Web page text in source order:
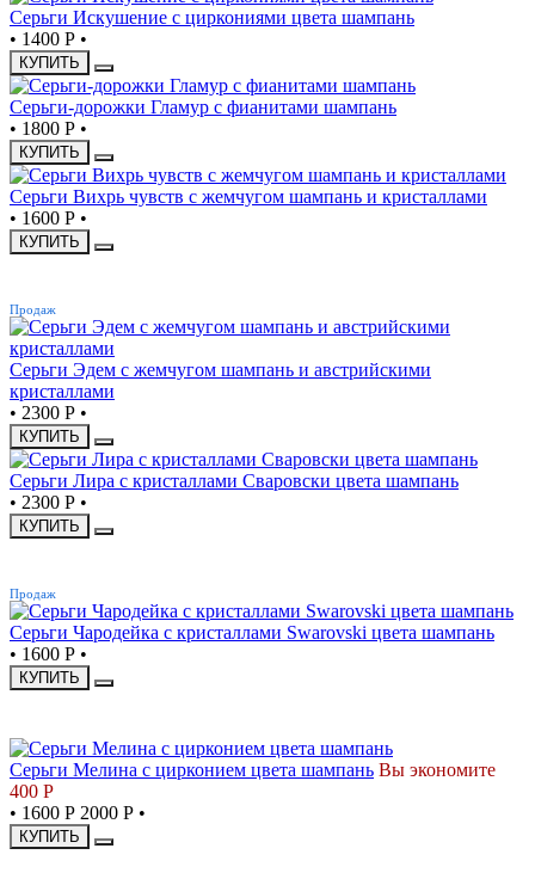
Серьги Искушение с циркониями цвета шампань
• 1400 Р •
КУПИТЬ
Серьги-дорожки Гламур с фианитами шампань
• 1800 Р •
КУПИТЬ
Серьги Вихрь чувств с жемчугом шампань и кристаллами
• 1600 Р •
КУПИТЬ
Продаж
Серьги Эдем с жемчугом шампань и австрийскими
кристаллами
• 2300 Р •
КУПИТЬ
Серьги Лира с кристаллами Сваровски цвета шампань
• 2300 Р •
КУПИТЬ
Продаж
Серьги Чародейка с кристаллами Swarovski цвета шампань
• 1600 Р •
КУПИТЬ
Серьги Мелина с цирконием цвета шампань Вы экономите
400 Р
• 1600 Р 2000 Р •
КУПИТЬ